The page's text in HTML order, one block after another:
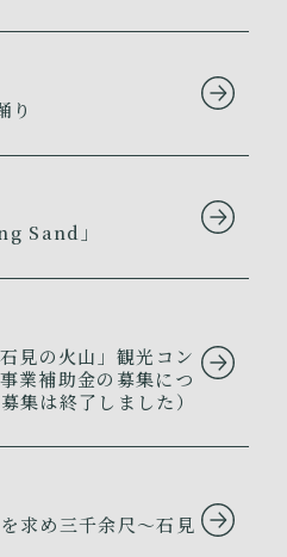
り
Sand」
見の火山」観光コン
業補助金の募集につ
集は終了しました）
求め三千余尺～石見